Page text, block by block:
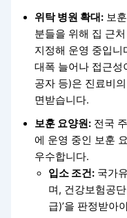
위탁 병원 확대: 보
분들을 위해 집 근
지정해 운영 중입
대폭 늘어나 접근성
공자 등)은 진료비
면받습니다.
보훈 요양원: 전국
에 운영 중인 보훈
우수합니다.
입소 조건: 국가
며, 건강보험공
급)’을 판정받아